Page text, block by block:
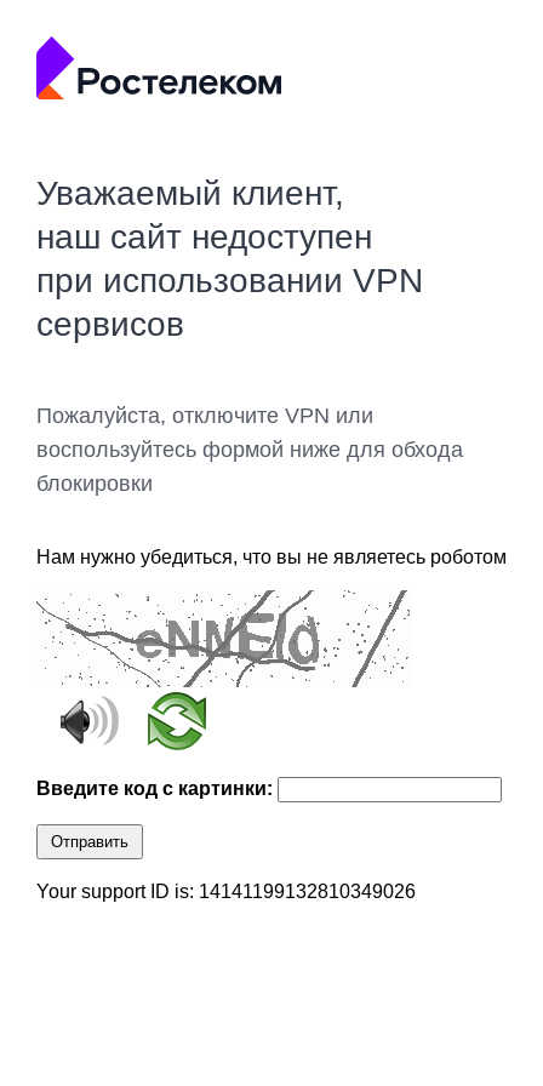
Уважаемый клиент,
наш сайт недоступен
при использовании VPN
сервисов
Пожалуйста, отключите VPN или
воспользуйтесь формой ниже для обхода
блокировки
Нам нужно убедиться, что вы не являетесь роботом
Введите код с картинки:
Отправить
Your support ID is: 14141199132810349026